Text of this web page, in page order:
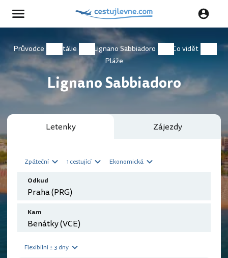
Průvodce Itálie Lignano Sabbiadoro
Co vidět
Pláže
Lignano Sabbiadoro
Letenky Zájezdy
Zpáteční 1 cestující Ekonomická
Odkud
Kam
Flexibilní ± 3 dny